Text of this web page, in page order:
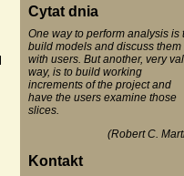
Cytat dnia
One way to perform analysis is
build models and discuss them
with users. But another, very
way, is to build working
increments of the project and
have the users examine those
slices.
(Robert C.
Kontakt